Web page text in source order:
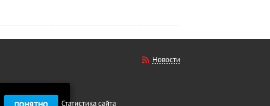
Новости
Статистика сайта